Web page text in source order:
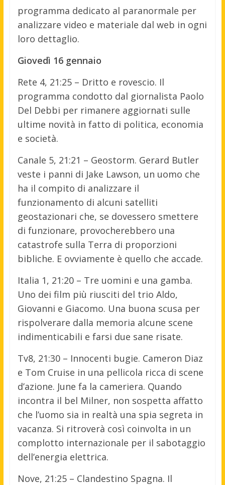
programma dedicato al paranormale per
analizzare video e materiale dal web in ogni
loro dettaglio.
Giovedì 16 gennaio
Rete 4, 21:25 – Dritto e rovescio. Il
programma condotto dal giornalista Paolo
Del Debbi per rimanere aggiornati sulle
ultime novità in fatto di politica, economia
e società.
Canale 5, 21:21 – Geostorm. Gerard Butler
veste i panni di Jake Lawson, un uomo che
ha il compito di analizzare il
funzionamento di alcuni satelliti
geostazionari che, se dovessero smettere
di funzionare, provocherebbero una
catastrofe sulla Terra di proporzioni
bibliche. E ovviamente è quello che accade.
Italia 1, 21:20 – Tre uomini e una gamba.
Uno dei film più riusciti del trio Aldo,
Giovanni e Giacomo. Una buona scusa per
rispolverare dalla memoria alcune scene
indimenticabili e farsi due sane risate.
Tv8, 21:30 – Innocenti bugie. Cameron Diaz
e Tom Cruise in una pellicola ricca di scene
d’azione. June fa la cameriera. Quando
incontra il bel Milner, non sospetta affatto
che l’uomo sia in realtà una spia segreta in
vacanza. Si ritroverà così coinvolta in un
complotto internazionale per il sabotaggio
dell’energia elettrica.
Nove, 21:25 – Clandestino Spagna. Il